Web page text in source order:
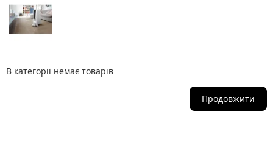
В категорії немає товарів
Продовжити